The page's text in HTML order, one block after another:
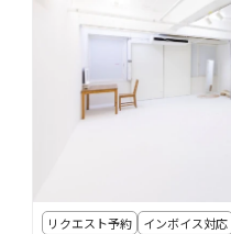
リクエスト予約 インボイス対応